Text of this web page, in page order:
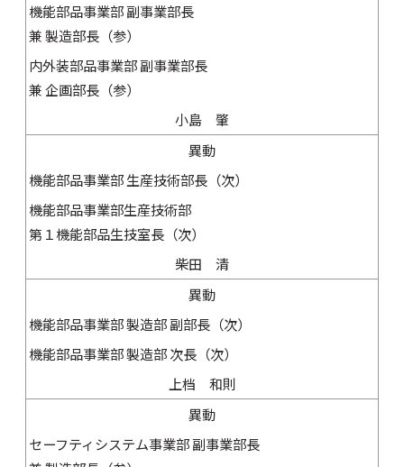
機能部品事業部 副事業部長
兼 製造部長（参）
内外装部品事業部 副事業部長
兼 企画部長（参）
小島 肇
異動
機能部品事業部 生産技術部長（次）
機能部品事業部生産技術部
第１機能部品生技室長（次）
柴田 清
異動
機能部品事業部 製造部 副部長（次）
機能部品事業部 製造部 次長（次）
上档 和則
異動
セーフティシステム事業部 副事業部長